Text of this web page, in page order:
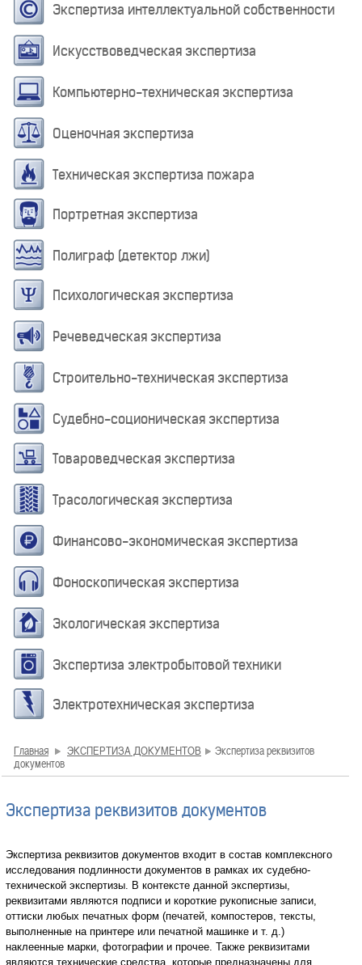
Экспертиза интеллектуальной собственности
Искусствоведческая экспертиза
Компьютерно-техническая экспертиза
Оценочная экспертиза
Техническая экспертиза пожара
Портретная экспертиза
Полиграф (детектор лжи)
Психологическая экспертиза
Речеведческая экспертиза
Строительно-техническая экспертиза
Судебно-соционическая экспертиза
Товароведческая экспертиза
Трасологическая экспертиза
Финансово-экономическая экспертиза
Фоноскопическая экспертиза
Экологическая экспертиза
Экспертиза электробытовой техники
Электротехническая экспертиза
Главная ЭКСПЕРТИЗА ДОКУМЕНТОВ
Экспертиза реквизитов
документов
Экспертиза реквизитов документов
Экспертиза реквизитов документов входит в состав комплексного
исследования подлинности документов в рамках их судебно-
технической экспертизы. В контексте данной экспертизы,
реквизитами являются подписи и короткие рукописные записи,
оттиски любых печатных форм (печатей, компостеров, тексты,
выполненные на принтере или печатной машинке и т. д.)
наклеенные марки, фотографии и прочее. Также реквизитами
являются технические средства, которые предназначены для